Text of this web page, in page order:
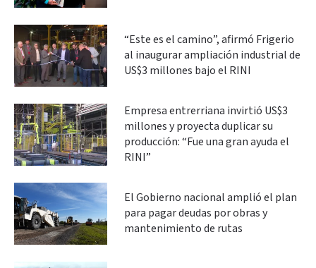
“Este es el camino”, afirmó Frigerio
al inaugurar ampliación industrial de
US$3 millones bajo el RINI
Empresa entrerriana invirtió US$3
millones y proyecta duplicar su
producción: “Fue una gran ayuda el
RINI”
El Gobierno nacional amplió el plan
para pagar deudas por obras y
mantenimiento de rutas